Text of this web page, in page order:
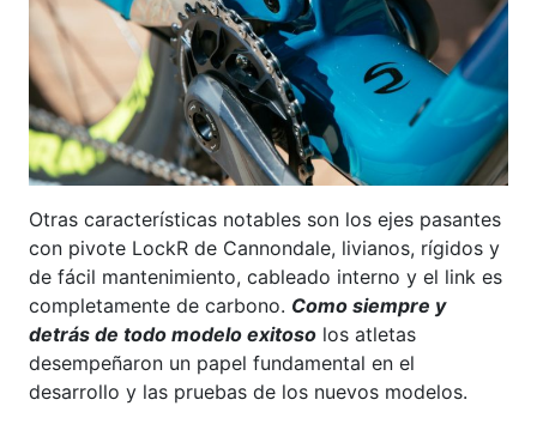
Otras características notables son los ejes pasantes
con pivote LockR de Cannondale, livianos, rígidos y
de fácil mantenimiento, cableado interno y el link es
completamente de carbono. Como siempre y
detrás de todo modelo exitoso los atletas
desempeñaron un papel fundamental en el
desarrollo y las pruebas de los nuevos modelos.